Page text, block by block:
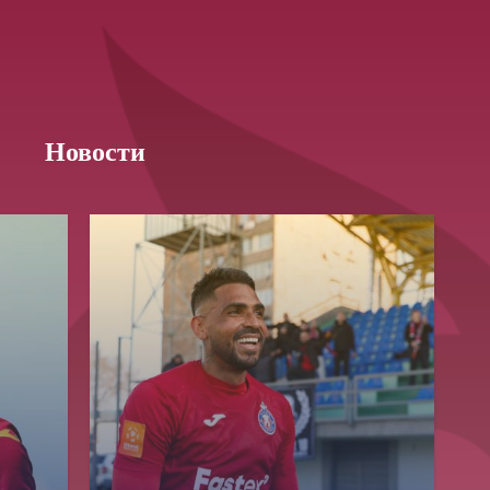
Турнирная
Таблица
Структура
академии
Пюник 2009
Пюник 2010
Пюник 2011-1
Пюник 2011-2
Пюник 2012-1
Приём в
академию
детей
2017 -
2021
годов
рождения
Новости